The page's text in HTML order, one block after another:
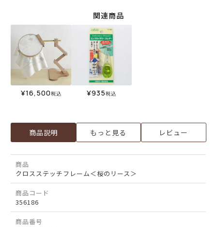
関連商品
¥16,500税込 ¥935税込
商品説明 もっと見る レビュー
商品
クロスステッチフレーム＜桜のリース＞
商品コード
356186
商品番号